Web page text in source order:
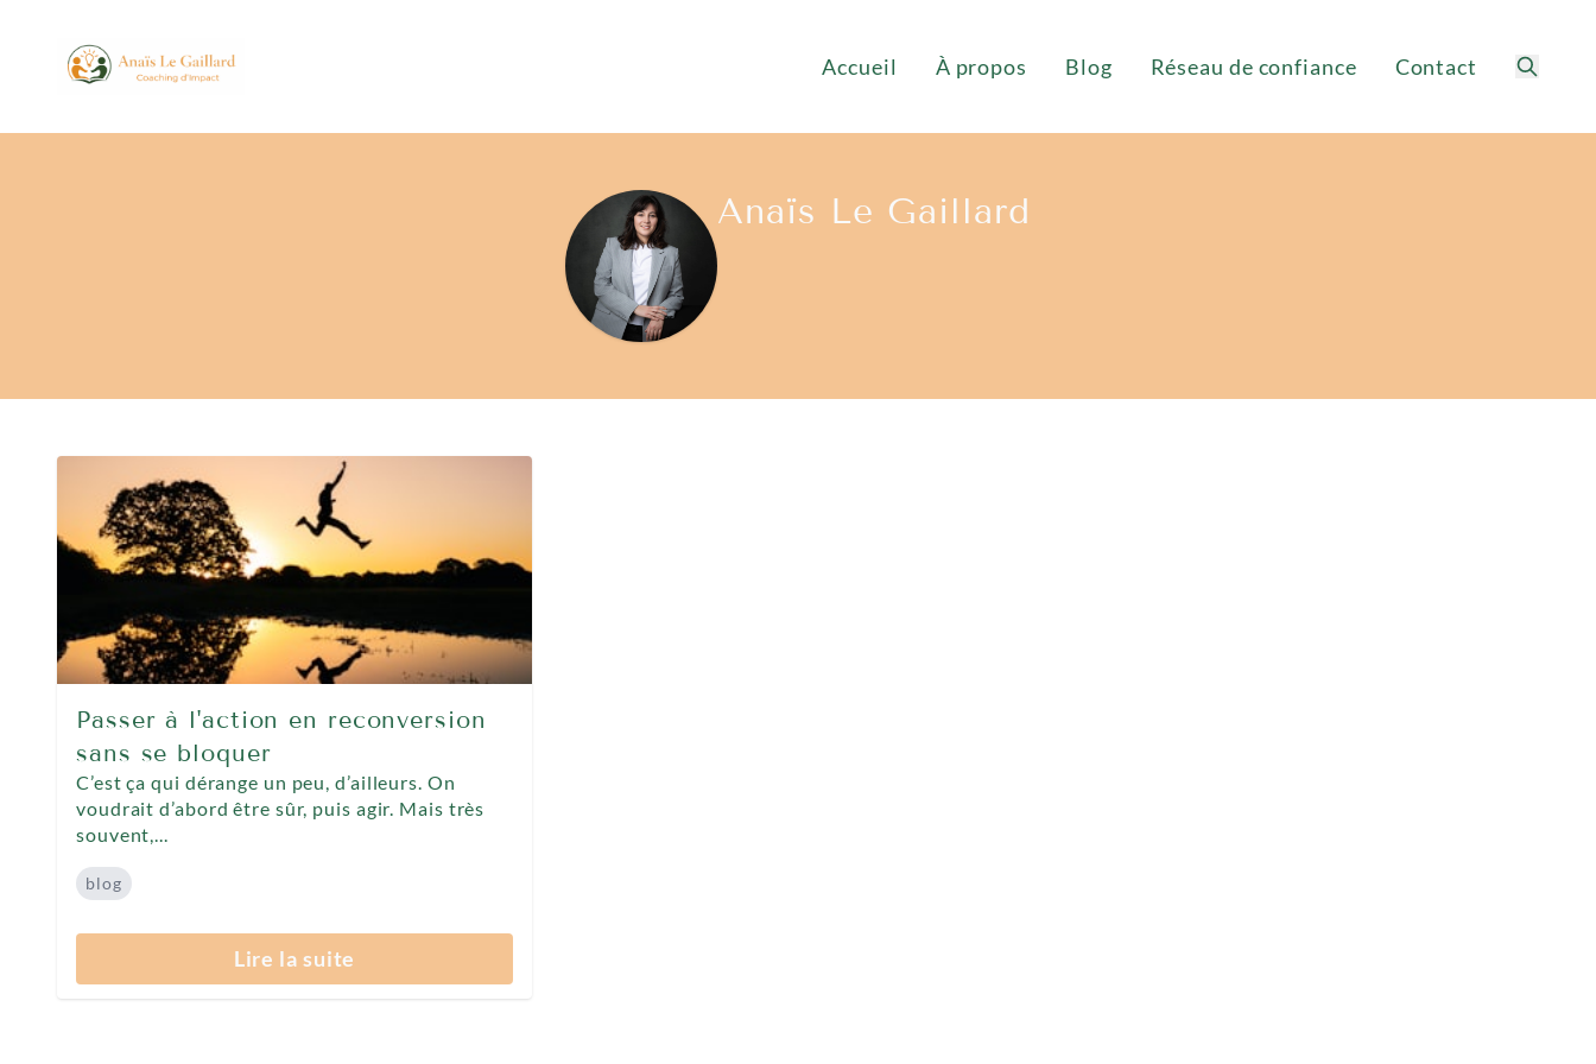
Accueil À propos Blog Réseau de confiance Contact
Anaïs Le Gaillard
Passer à l'action en reconversion
sans se bloquer
C’est ça qui dérange un peu, d’ailleurs. On
voudrait d’abord être sûr, puis agir. Mais très
souvent,...
blog
Lire la suite